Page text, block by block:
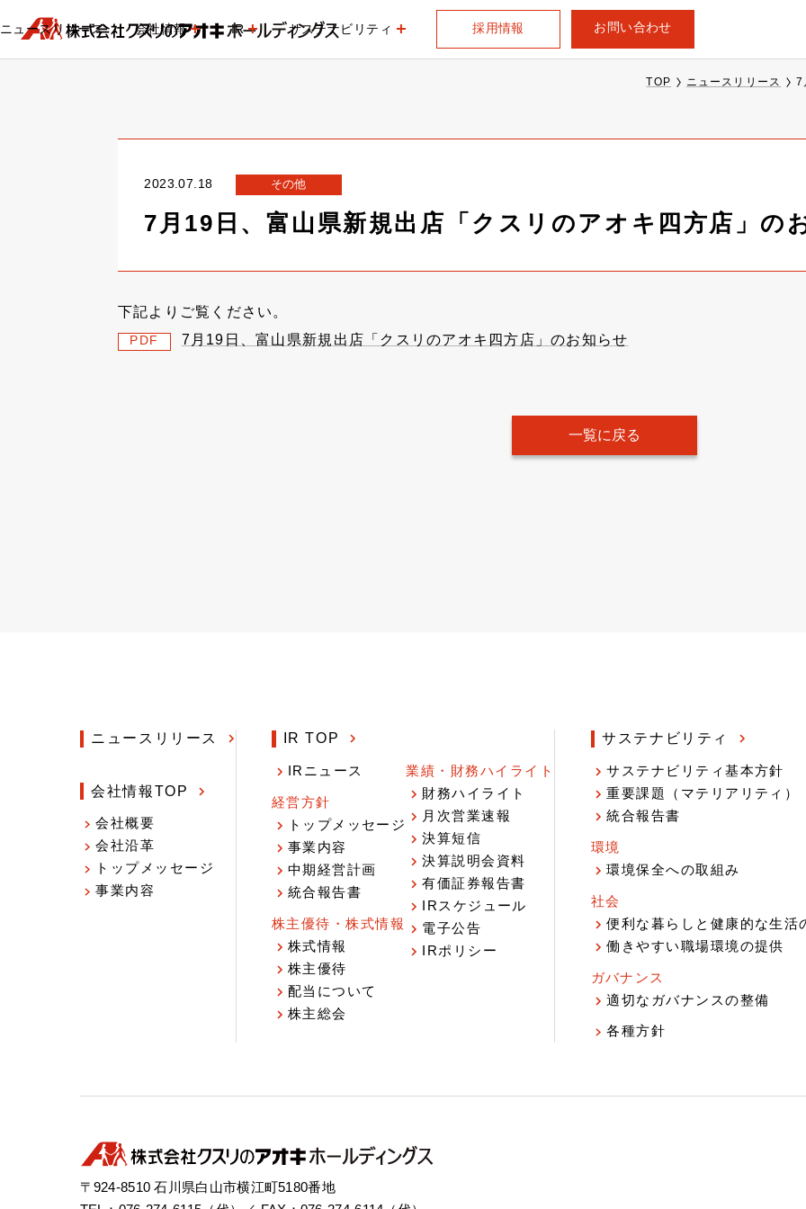
ニュースリリース 会社情報 IR サステナビリティ 採用情報 お問い合わせ
TOP ニュースリリース 7
2023.07.18 その他
7月19日、富山県新規出店「クスリのアオキ四方店」の
下記よりご覧ください。
PDF 7月19日、富山県新規出店「クスリのアオキ四方店」のお知らせ
一覧に戻る
ニュースリリース
会社情報TOP
会社概要
会社沿革
トップメッセージ
事業内容
IR TOP
IRニュース
経営方針
トップメッセージ
事業内容
中期経営計画
統合報告書
株主優待・株式情報
株式情報
株主優待
配当について
株主総会
業績・財務ハイライト
財務ハイライト
月次営業速報
決算短信
決算説明会資料
有価証券報告書
IRスケジュール
電子公告
IRポリシー
サステナビリティ
サステナビリティ基本方針
重要課題（マテリアリティ）
統合報告書
環境
環境保全への取組み
社会
便利な暮らしと健康的な生活
働きやすい職場環境の提供
ガバナンス
適切なガバナンスの整備
各種方針
〒924-8510 石川県白山市横江町5180番地